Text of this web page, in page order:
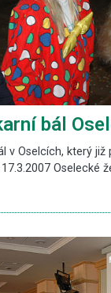
bál
v Oselcích, který
Oselecké